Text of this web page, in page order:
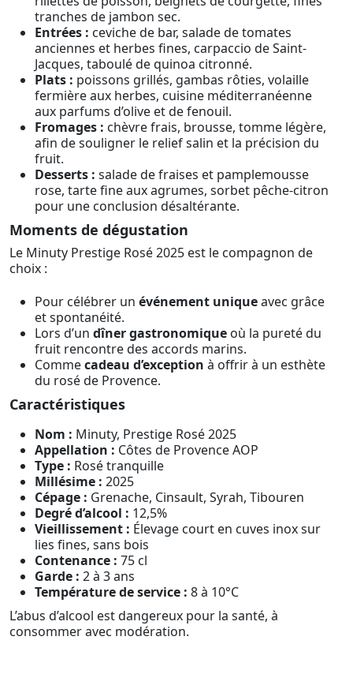
tranches de jambon sec.
Entrées : ceviche de bar, salade de tomates
anciennes et herbes fines, carpaccio de Saint-
Jacques, taboulé de quinoa citronné.
Plats : poissons grillés, gambas rôties, volaille
fermière aux herbes, cuisine méditerranéenne
aux parfums d’olive et de fenouil.
Fromages : chèvre frais, brousse, tomme légère,
afin de souligner le relief salin et la précision du
fruit.
Desserts : salade de fraises et pamplemousse
rose, tarte fine aux agrumes, sorbet pêche-citron
pour une conclusion désaltérante.
Moments de dégustation
Le Minuty Prestige Rosé 2025 est le compagnon de
choix :
Pour célébrer un événement uniqueavec grâce
et spontanéité.
Lors d’un dîner gastronomique où la pureté du
fruit rencontre des accords marins.
Commecadeau d’exception à offrir à un esthète
du rosé de Provence.
Caractéristiques
Nom : Minuty, Prestige Rosé 2025
Appellation : Côtes de Provence AOP
Type : Rosé tranquille
Millésime : 2025
Cépage : Grenache, Cinsault, Syrah, Tibouren
Degré d’alcool : 12,5%
Vieillissement : Élevage court en cuves inox sur
lies fines, sans bois
Contenance : 75 cl
Garde : 2 à 3 ans
Température de service : 8 à 10°C
L’abus d’alcool est dangereux pour la santé, à
consommer avec modération.